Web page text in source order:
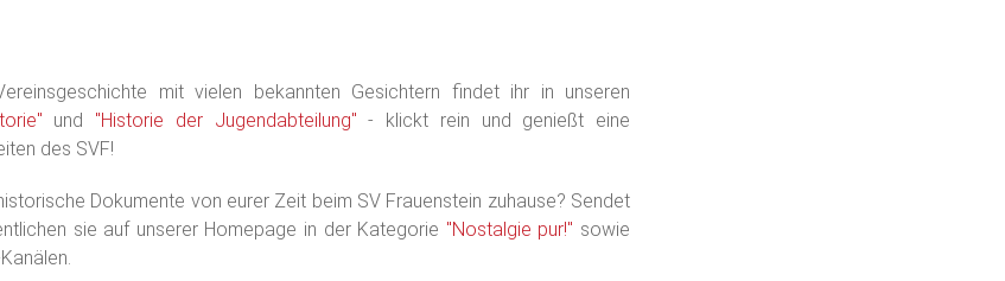
mit vielen bekannten Gesichtern findet ihr in unseren
und "Historie der Jugendabteilung" - klickt rein und genießt eine
des SVF!
Dokumente von eurer Zeit beim SV Frauenstein zuhause? Sendet
sie auf unserer Homepage in der Kategorie "Nostalgie pur!" sowie